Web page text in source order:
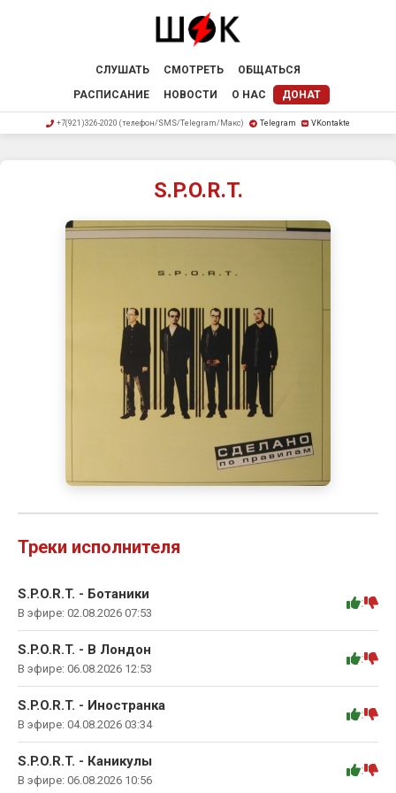
СЛУШАТЬ СМОТРЕТЬ
ОБЩАТЬСЯ
РАСПИСАНИЕ
НОВОСТИ О НАС ДОНАТ
+7(921)326-2020 (телефон/SMS/Telegram/Макс) Telegram VKontakte
S.P.O.R.T.
Треки исполнителя
S.P.O.R.T. - Ботаники
В эфире: 02.08.2026 07:53
:
S.P.O.R.T. - В Лондон
В эфире: 06.08.2026 12:53
:
S.P.O.R.T. - Иностранка
В эфире: 04.08.2026 03:34
:
S.P.O.R.T. - Каникулы
В эфире: 06.08.2026 10:56
: